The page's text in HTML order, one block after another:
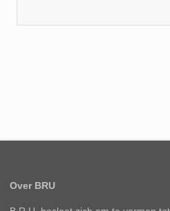
Over BRU